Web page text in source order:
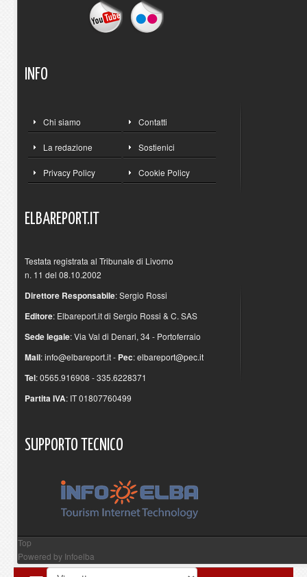
INFO
Chi siamo Contatti
La redazione Sostienici
Privacy Policy Cookie Policy
ELBAREPORT.IT
Testata registrata al Tribunale di Livorno
n. 11 del 08.10.2002
Direttore Responsabile: Sergio Rossi
Editore: Elbareport.it di Sergio Rossi & C. SAS
Sede legale: Via Val di Denari, 34 - Portoferraio
Mail:info@elbareport.it- Pec:elbareport@pec.it
Tel: 0565.916908 - 335.6228371
Partita IVA: IT 01807760499
SUPPORTO TECNICO
Top
Powered by Infoelba